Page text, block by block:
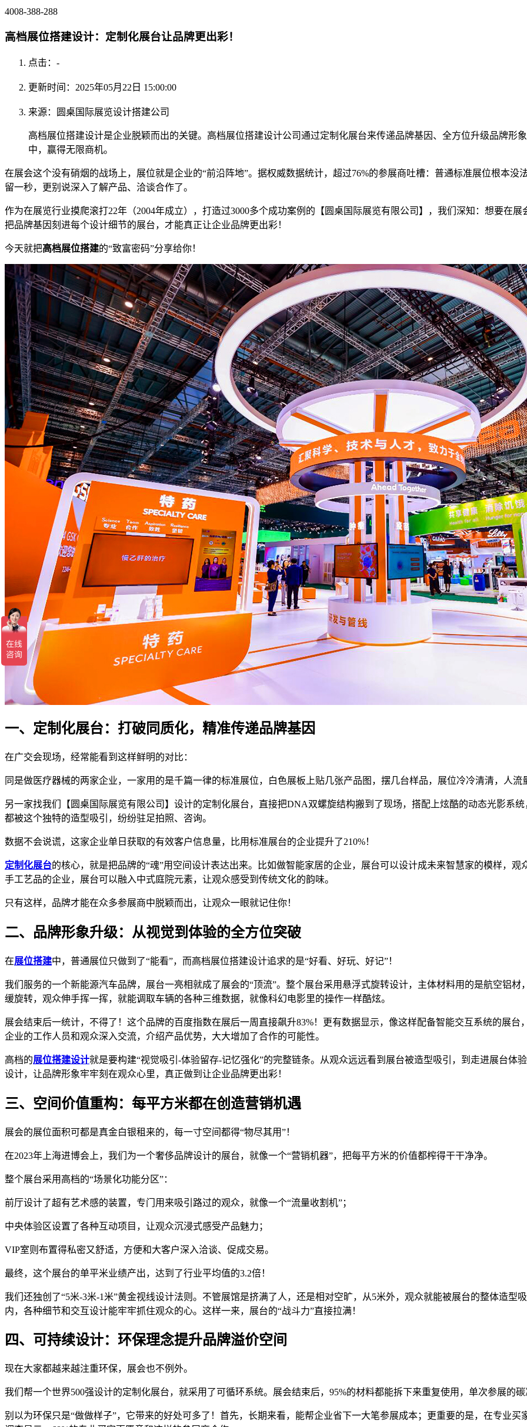
4008-388-288
高档展位搭建设计：定制化展台让品牌更出彩！
点击： -
更新时间：2025年05月22日 15:00:00
来源：圆桌国际展览设计搭建公司
高档展位搭建设计是企业脱颖而出的关键。高档展位搭建设计公司通过定制化展台来传递品牌基因、全方位升级品牌形
中，赢得无限商机。
在展会这个没有硝烟的战场上，展位就是企业的“前沿阵地”。据权威数据统计，超过76%的参展商吐槽：普通标准展位根本
留一秒，更别说深入了解产品、洽谈合作了。
作为在展览行业摸爬滚打22年（2004年成立），打造过3000多个成功案例的【圆桌国际展览有限公司】，我们深知：想要在
把品牌基因刻进每个设计细节的展台，才能真正让企业品牌更出彩！
今天就把高档展位搭建的“致富密码”分享给你！
一、定制化展台：打破同质化，精准传递品牌基因
在广交会现场，经常能看到这样鲜明的对比：
同是做医疗器械的两家企业，一家用的是千篇一律的标准展位，白色展板上贴几张产品图，摆几台样品，展位冷冷清清，人流
另一家找我们【圆桌国际展览有限公司】设计的定制化展台，直接把DNA双螺旋结构搬到了现场，搭配上炫酷的动态光影系
都被这个独特的造型吸引，纷纷驻足拍照、咨询。
数据不会说谎，这家企业单日获取的有效客户信息量，比用标准展台的企业提升了210%！
定制化展台的核心，就是把品牌的“魂”用空间设计表达出来。比如做智能家居的企业，展台可以设计成未来智慧家的模样，
手工艺品的企业，展台可以融入中式庭院元素，让观众感受到传统文化的韵味。
只有这样，品牌才能在众多参展商中脱颖而出，让观众一眼就记住你！
二、品牌形象升级：从视觉到体验的全方位突破
在展位搭建中，普通展位只做到了“能看”，而高档展位搭建设计追求的是“好看、好玩、好记”！
我们服务的一个新能源汽车品牌，展台一亮相就成了展会的“顶流”。整个展台采用悬浮式旋转设计，主体材料用的是航空铝
缓旋转，观众伸手挥一挥，就能调取车辆的各种三维数据，就像科幻电影里的操作一样酷炫。
展会结束后一统计，不得了！这个品牌的百度指数在展后一周直接飙升83%！更有数据显示，像这样配备智能交互系统的展
企业的工作人员和观众深入交流，介绍产品优势，大大增加了合作的可能性。
高档的展位搭建设计就是要构建“视觉吸引-体验留存-记忆强化”的完整链条。从观众远远看到展台被造型吸引，到走进展台体
设计，让品牌形象牢牢刻在观众心里，真正做到让企业品牌更出彩！
三、空间价值重构：每平方米都在创造营销机遇
展会的展位面积可都是真金白银租来的，每一寸空间都得“物尽其用”！
在2023年上海进博会上，我们为一个奢侈品牌设计的展台，就像一个“营销机器”，把每平方米的价值都榨得干干净净。
整个展台采用高档的“场景化功能分区”：
前厅设计了超有艺术感的装置，专门用来吸引路过的观众，就像一个“流量收割机”；
中央体验区设置了各种互动项目，让观众沉浸式感受产品魅力；
VIP室则布置得私密又舒适，方便和大客户深入洽谈、促成交易。
最终，这个展台的单平米业绩产出，达到了行业平均值的3.2倍！
我们还独创了“5米-3米-1米”黄金视线设计法则。不管展馆是挤满了人，还是相对空旷，从5米外，观众就能被展台的整体造型
内，各种细节和交互设计能牢牢抓住观众的心。这样一来，展台的“战斗力”直接拉满！
四、可持续设计：环保理念提升品牌溢价空间
现在大家都越来越注重环保，展会也不例外。
我们帮一个世界500强设计的定制化展台，就采用了可循环系统。展会结束后，95%的材料都能拆下来重复使用，单次参展的碳
别以为环保只是“做做样子”，它带来的好处可多了！首先，长期来看，能帮企业省下一大笔参展成本；更重要的是，在专业买